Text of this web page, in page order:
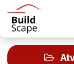
Skip to Content